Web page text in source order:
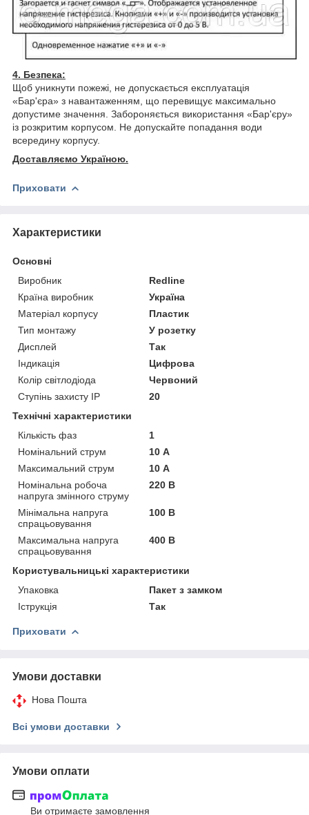
4. Безпека:
Щоб уникнути пожежі, не допускається експлуатація
«Бар'єра» з навантаженням, що перевищує максимально
допустиме значення. Забороняється використання «Бар'єру»
із розкритим корпусом. Не допускайте попадання води
всередину корпусу.
Доставляємо Україною.
Приховати
Характеристики
Основні
Виробник
Redline
Країна виробник
Україна
Матеріал корпусу
Пластик
Тип монтажу
У розетку
Дисплей
Так
Індикація
Цифрова
Колір світлодіода
Червоний
Ступінь захисту IP
20
Технічні характеристики
Кількість фаз
1
Номінальний струм
10 А
Максимальний струм
10 А
Номінальна робоча
напруга змінного струму
220 В
Мінімальна напруга
спрацьовування
100 В
Максимальна напруга
спрацьовування
400 В
Користувальницькі характеристики
Упаковка
Пакет з замком
Іструкція
Так
Приховати
Умови доставки
Нова Пошта
Всі умови доставки
Умови оплати
Ви отримаєте замовлення